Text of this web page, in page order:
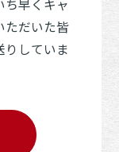
ち早くキャ
ただいた皆
していま